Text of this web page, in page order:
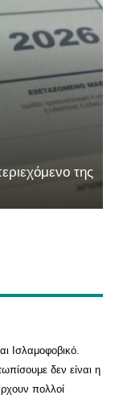
της
Ισλαμοφοβικό.
δεν είναι η
πολλοί